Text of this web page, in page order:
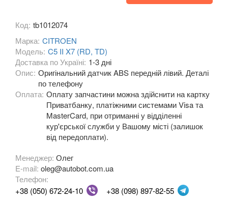
C4 Aircross
C4 Cactus I
C4 Cactus II
C5 I X40 (DC, DE)
C5 I X40 (RC, RE)
C5 II X7 (RD, TD)
C6 (TD)
C8 (EA, EB)
Код: tb1012074
Марка: CITROEN
Модель: C5 II X7 (RD, TD)
Доставка по Україні: 1-3 дні
Опис: Оригінальний датчик ABS передній лівий. Деталі
по телефону
Оплата: Оплату запчастини можна здійснити на картку
Приватбанку, платіжними системами Visa та
MasterCard, при отриманні у відділенні
кур'єрської служби у Вашому місті (залишок
від передоплати).
Менеджер: Олег
E-mail: oleg@autobot.com.ua
Телефон:
+38 (050) 672-24-10
+38 (098) 897-82-55